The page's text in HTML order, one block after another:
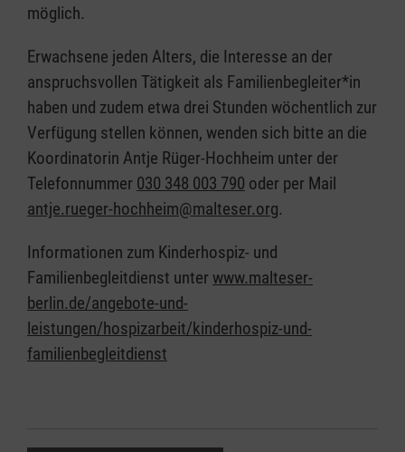
möglich.
Erwachsene jeden Alters, die Interesse an der
anspruchsvollen Tätigkeit als Familienbegleiter*in
haben und zudem etwa drei Stunden wöchentlich zur
Verfügung stellen können, wenden sich bitte an die
Koordinatorin Antje Rüger-Hochheim unter der
Telefonnummer 030 348 003 790 oder per Mail
antje.rueger-hochheim@malteser.org.
Informationen zum Kinderhospiz- und
Familienbegleitdienst unter www.malteser-
berlin.de/angebote-und-
leistungen/hospizarbeit/kinderhospiz-und-
familienbegleitdienst